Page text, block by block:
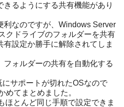
るようにする共有機能があり
利なのですが、Windows Server
クドライブのフォルダーを共有
設定か勝手に解除されてしま
フォルダーの共有を自動化する
サポートが切れたOSなので
めてまとめました。
ほとんど同じ手順で設定できま